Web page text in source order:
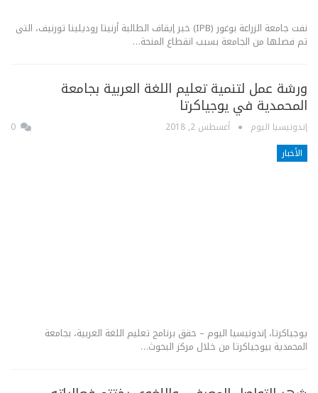
نفت جامعة الزراعة بوغور (IPB) خبر إيقاف الطالبة أرنيتا روديلينا تورنيف، التى
تم فصلها من الجامعة بسبب انقطاع المنحة…
ورشة عمل لتنمية تعليم اللغة العربية بجامعة
المحمدية في يوجياكرتا
إندونيسيا اليوم أغسطس 2, 2018
الأخبار
يوجياكرتا، إندونيسيا اليوم – حقق برنامج تعليم اللغة العربية، بجامعة
المحمدية بيوجياكرتا من خلال مركز البحوث…